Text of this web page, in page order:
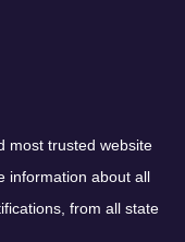
most trusted website
information about all
from all state